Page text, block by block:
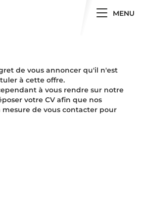
Toggle
MENU
de vous annoncer qu'il n'est
à cette offre.
à vous rendre sur notre
votre CV afin que nos
de vous contacter pour